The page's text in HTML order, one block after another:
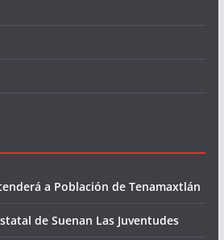
a Población de Tenamaxtlán
de Suenan Las Juventudes